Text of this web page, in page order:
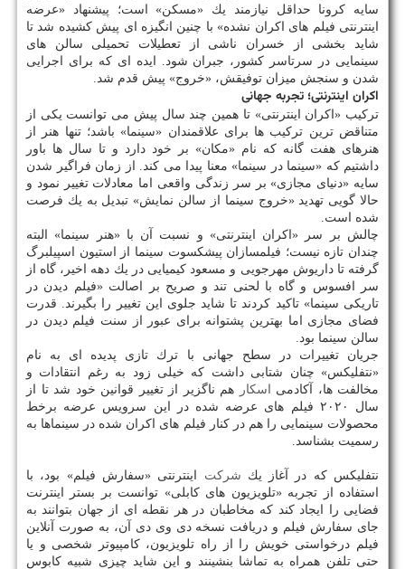
سایه كرونا حداقل نیازمند یك «مسكن» است؛ پیشنهاد «عرضه
اینترنتی فیلم های اكران نشده» با چنین انگیزه ای پیش كشیده شد تا
شاید بخشی از خسران ناشی از تعطیلات تحمیلی سالن های
سینمایی در سرتاسر كشور، جبران شود. ایده ای كه برای اجرایی
شدن و سنجش میزان توفیقش، «خروج» پیش قدم شد.
اكران اینترنتی؛ تجربه جهانی
تركیب «اكران اینترنتی» تا همین چند سال پیش می توانست یكی از
متناقض ترین تركیب ها برای علاقمندان «سینما» باشد؛ تنها هنر از
هنرهای هفت گانه كه نام «مكان» بر خود دارد و تا سال ها باور
داشتیم كه «سینما در سینما» معنا پیدا می كند. از زمان فراگیر شدن
سایه «دنیای مجازی» بر سر زندگی واقعی اما معادلات تغییر نمود و
حالا گویی تهدید «خروج سینما از سالن نمایش» تبدیل به یك فرصت
شده است.
چالش بر سر «اكران اینترنتی» و نسبت آن با «هنر سینما» البته
چندان تازه نیست؛ فیلمسازان پیشكسوت سینما از استیون اسپیلبرگ
گرفته تا داریوش مهرجویی و مسعود كیمیایی در یك دهه اخیر، گاه از
سر افسوس و گاه با لحنی تند و صریح بر اصالت «فیلم دیدن در
تاریكی سینما» تاكید كردند تا شاید جلوی این تغییر را بگیرند. قدرت
فضای مجازی اما بهترین پشتوانه برای عبور از سنت فیلم دیدن در
سالن سینما بود.
جریان تغییرات در سطح جهانی با ترك تازی پدیده ای به نام
«نتفلیكس» چنان شتابی داشت كه خیلی زود به رغم انتقادات و
مخالفت ها، آكادمی
اسكار
هم ناگزیر از تغییر قوانین خود شد تا از
سال ۲۰۲۰ فیلم های عرضه شده در این سرویس عرضه برخط
محصولات سینمایی را هم در كنار فیلم های اكران شده در سینماها به
رسمیت بشناسد.
نتفلیكس كه در آغاز یك شركت اینترنتی «سفارش فیلم» بود، با
استفاده از تجربه «تلویزیون های كابلی» توانست بر بستر اینترنت
فضایی را ایجاد كند كه مخاطبان در هر نقطه ای از جهان بتوانند به
جای سفارش فیلم و دریافت نسخه دی وی دی آن، به صورت آنلاین
فیلم درخواستی خویش را از راه تلویزیون، كامپیوتر شخصی و یا
حتی تلفن همراه به تماشا بنشینند و این شاید چیزی شبیه كابوس